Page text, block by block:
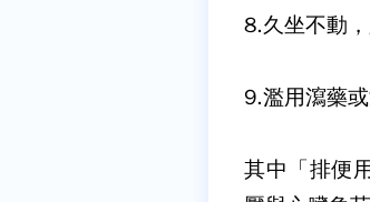
8.久坐不動
9.濫用瀉藥
其中「排便